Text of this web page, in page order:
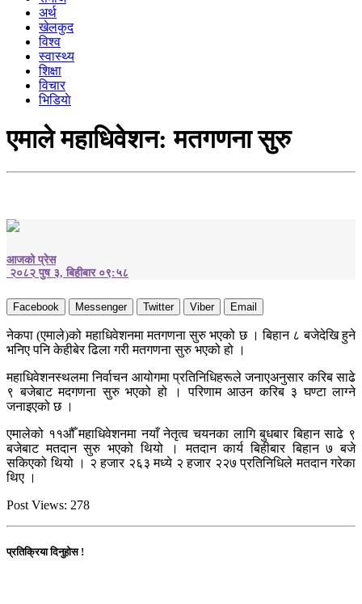
अर्थ
खेलकुद
विश्व
स्वास्थ्य
शिक्षा
विचार
भिडियाे
एमाले महाधिवेशन: मतगणना सुरु
आजको प्रेस
२०८२ पुष ३, बिहीबार ०९:५८
Facebook Messenger Twitter Viber Email
नेकपा (एमाले)को महाधिवेशनमा मतगणना सुरु भएको छ । बिहान ८ बजेदेखि हुने
भनिए पनि केहीबेर ढिला गरी मतगणना सुरु भएको हो ।
महाधिवेशनस्थलमा निर्वाचन आयोगमा प्रतिनिधिहरूले जनाएअनुसार करिब साढे
९ बजेबाट मदगणना सुरु भएको हो । परिणाम आउन करिब ३ घण्टा लाग्ने
जनाइएको छ ।
एमालेको ११औँ महाधिवेशनमा नयाँ नेतृत्व चयनका लागि बुधबार बिहान साढे ९
बजेबाट मतदान सुरु भएको थियो । मतदान कार्य बिहीबार बिहान ७ बजे
सकिएको थियो । २ हजार २६३ मध्ये २ हजार २२७ प्रतिनिधिले मतदान गरेका
थिए ।
Post Views: 278
प्रतिक्रिया दिनुहोस !